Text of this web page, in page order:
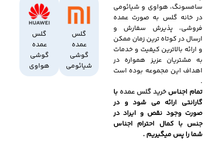
سامسونگ، هواوی و شیائومی
در خانه گلس به صورت عمده
فروشی، پذیرش سفارش و
ارسال در کوتاه ترین زمان ممکن
و ارائه بالاترین کیفیت و خدمات
به مشتریان عزیز همواره در
اهداف این مجموعه بوده است
.
تمام اجناسخرید گلس عمده با
گارانتی ارائه می شود و در
صورت وجود نقص و ایراد در
جنس با کمال احترام اجناس
شما را پس میگیریم .
گلس
عمده
گوشی
شیائومی
گلس
عمده
گوشی
هواوی